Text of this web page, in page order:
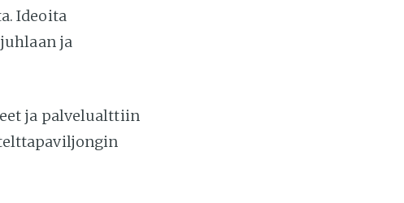
Ideoita
ja
ja palvelualttiin